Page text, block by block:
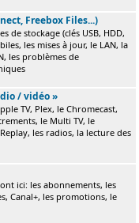
Freebox Files...)
de stockage (clés USB, HDD,
les mises à jour, le LAN, la
les problèmes de
/ vidéo »
TV, Plex, le Chromecast,
le Multi TV, le
les radios, la lecture des
ici: les abonnements, les
Canal+, les promotions, le